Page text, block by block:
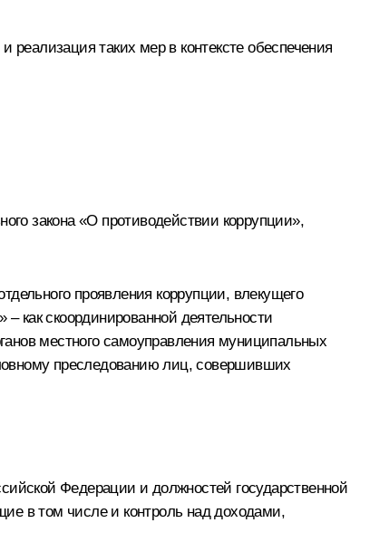
реализация таких мер в контексте обеспечения
закона «О противодействии коррупции»,
проявления коррупции, влекущего
как скоординированной деятельности
местного самоуправления муниципальных
преследованию лиц, совершивших
Федерации и должностей государственной
в том числе и контроль над доходами,